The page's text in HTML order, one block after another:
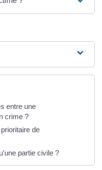
entre une
crime ?
de
partie civile ?